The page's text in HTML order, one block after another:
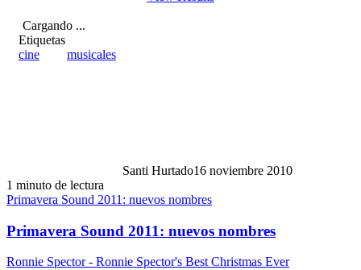
Cargando ...
Etiquetas
cine
musicales
Santi Hurtado16 noviembre 2010
1 minuto de lectura
Primavera Sound 2011: nuevos nombres
Primavera Sound 2011: nuevos nombres
Ronnie Spector - Ronnie Spector's Best Christmas Ever